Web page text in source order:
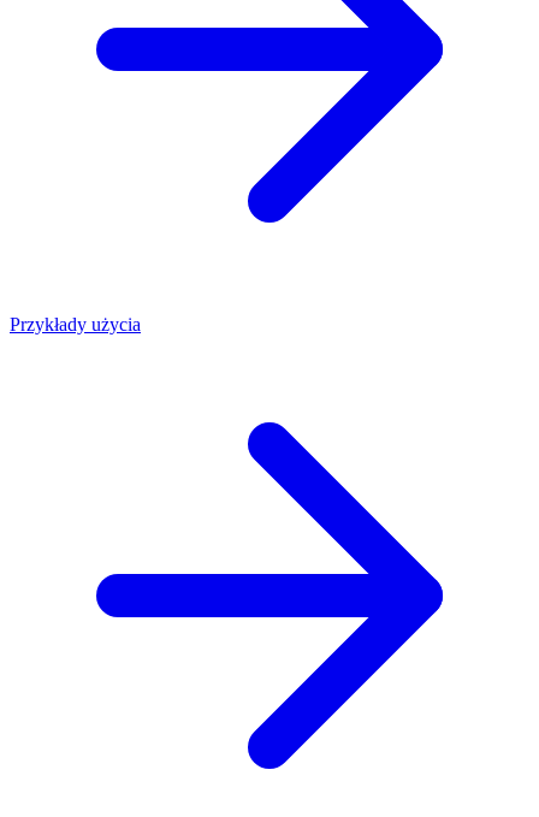
Przykłady użycia